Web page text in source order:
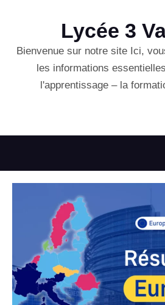
Lycée 3
Bienvenue sur notre site Ici,
les informations
l'apprentissage – la